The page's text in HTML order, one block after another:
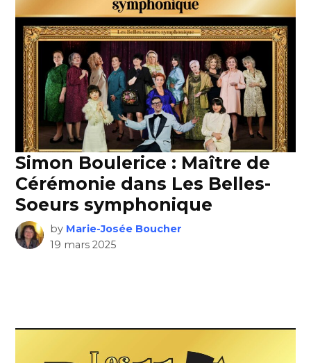
Simon Boulerice : Maître de
Cérémonie dans Les Belles-
Soeurs symphonique
by Marie-Josée Boucher
19 mars 2025